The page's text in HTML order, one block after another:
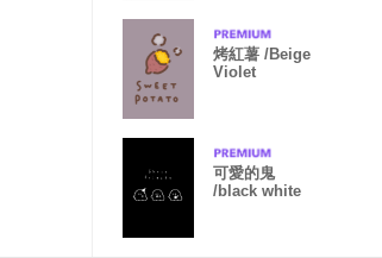
烤紅薯 /Beige
Violet
可愛的鬼
/black white